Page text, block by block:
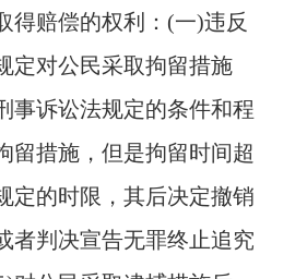
得赔偿的权利：(一)违反
定对公民采取拘留措施
事诉讼法规定的条件和程
留措施，但是拘留时间超
定的时限，其后决定撤销
者判决宣告无罪终止追究